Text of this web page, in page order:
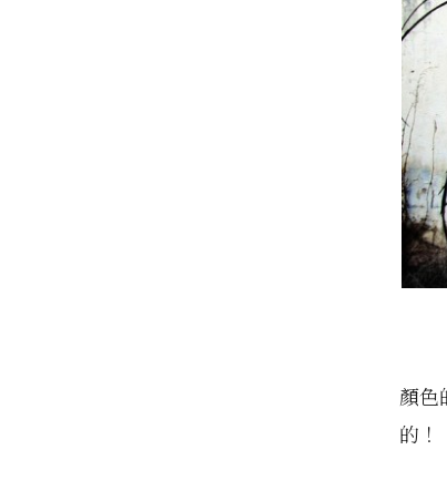
顏色
的！